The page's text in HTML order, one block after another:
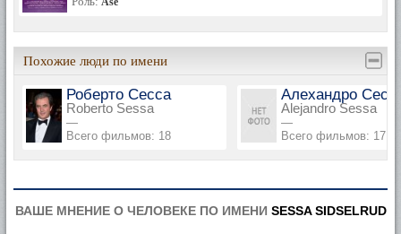
Похожие люди по имени
Роберто Сесса
Roberto Sessa
—
Всего фильмов: 18
Алехандро
Alejandro Sessa
—
Всего фильмов: 17
ВАШЕ МНЕНИЕ О ЧЕЛОВЕКЕ ПО ИМЕНИ SESSA SIDSELRUD